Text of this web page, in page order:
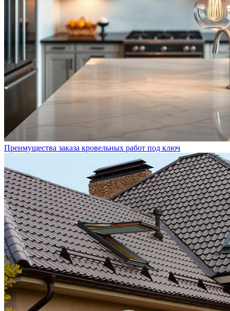
Преимущества заказа кровельных работ под ключ